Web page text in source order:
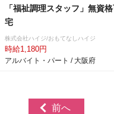
「福祉調理スタッフ」無資
宅
株式会社ハイジ/おもてなしハイジ
時給1,180円
アルバイト・パート / 大阪府
前へ